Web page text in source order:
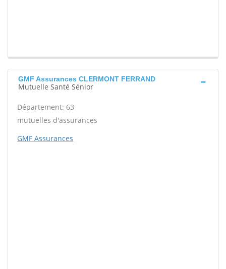
GMF Assurances CLERMONT FERRAND
Mutuelle Santé Sénior
Département: 63
mutuelles d'assurances
GMF Assurances